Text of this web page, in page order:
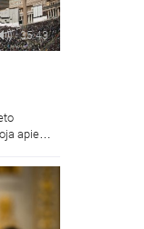
35:43
apie